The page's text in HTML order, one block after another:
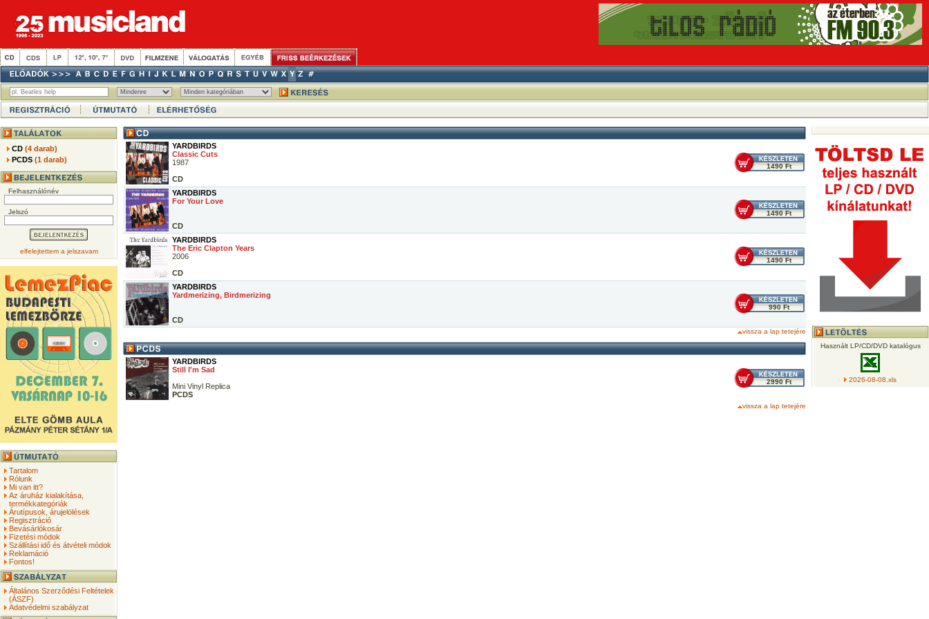
CD(4 darab)
PCDS(1 darab)
Felhasználónév
Jelszó
elfelejtettem a jelszavam
Tartalom
Rólunk
Mi van itt?
Az áruház kialakítása,
termékkategóriák
Árutípusok, árujelölések
Regisztráció
Bevásárlókosár
Fizetési módok
Szállítási idő és átvételi módok
Reklamáció
Fontos!
Általános Szerződési Feltételek
(ÁSZF)
Adatvédelmi szabályzat
YARDBIRDS
Classic Cuts
1987
CD
1490 Ft
YARDBIRDS
For Your Love
CD
1490 Ft
YARDBIRDS
The Eric Clapton Years
2006
CD
1490 Ft
YARDBIRDS
Yardmerizing, Birdmerizing
CD
990 Ft
vissza a lap tetejére
YARDBIRDS
Still I'm Sad
Mini Vinyl Replica
PCDS
2990 Ft
vissza a lap tetejére
Használt LP/CD/DVD katalógus
2026-08-08.xls